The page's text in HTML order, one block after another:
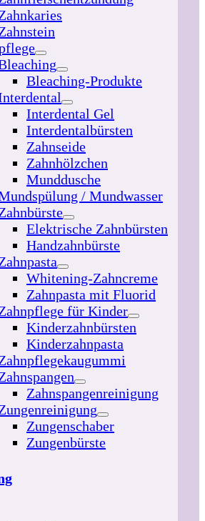
Bleaching-Produkte
Interdental Gel
Interdentalbürsten
Zahnseide
Zahnhölzchen
Munddusche
/ Mundwasser
Elektrische Zahnbürsten
Handzahnbürste
Whitening-Zahncreme
Zahnpasta mit Fluorid
für Kinder
Kinderzahnbürsten
Kinderzahnpasta
Zahnspangenreinigung
Zungenschaber
Zungenbürste